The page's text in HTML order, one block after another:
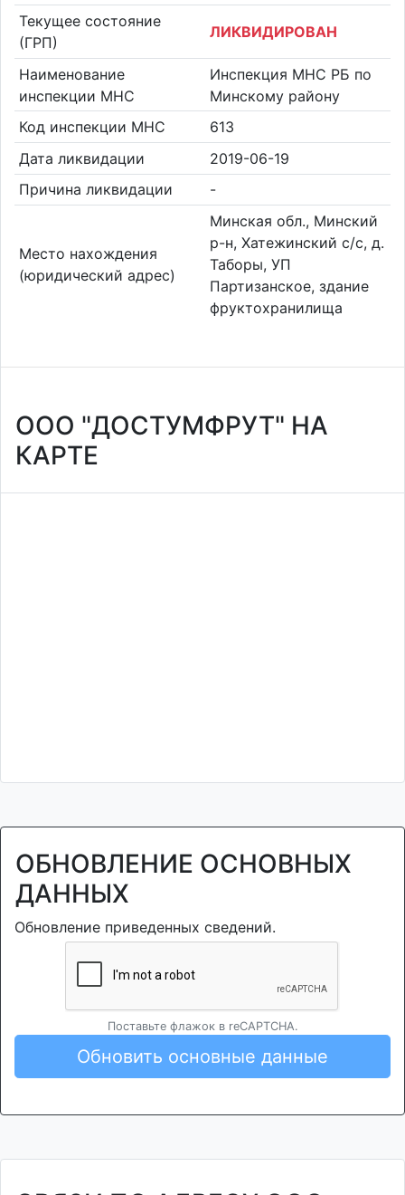
Текущее состояние
(ГРП)
ЛИКВИДИРОВАН
Наименование
инспекции МНС
Инспекция МНС РБ по
Минскому району
Код инспекции МНС
613
Дата ликвидации
2019-06-19
Причина ликвидации
-
Место нахождения
(юридический адрес)
Минская обл., Минский
р-н, Хатежинский с/с, д.
Таборы, УП
Партизанское, здание
фруктохранилища
ООО "ДОСТУМФРУТ" НА
КАРТЕ
ОБНОВЛЕНИЕ ОСНОВНЫХ
ДАННЫХ
Обновление приведенных сведений.
Поставьте флажок в reCAPTCHA.
Обновить основные данные